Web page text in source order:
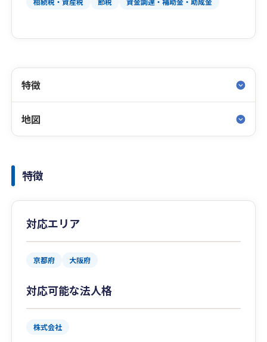
特徴
地図
特徴
対応エリア
京都府 大阪府
対応可能な法人格
株式会社